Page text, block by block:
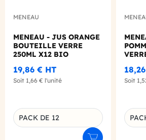
MENEAU
MENEAU - JUS ORANGE
BOUTEILLE VERRE
250ML X12 BIO
19,86 € HT
Soit 1,66 € l'unité
Déclinaison du produit
PACK DE 12
Soit